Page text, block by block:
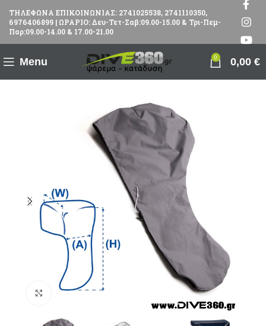
ΤΗΛΕΦΩΝΑ ΕΠΙΚΟΙΝΩΝΙΑΣ: 2741025538, 2741110350,
6976406899 | ΩΡΑΡΙΟ: Δευ-Τετ-Σαβ:09.00-15.00 & Τρι-Πεμ-
Παρ:09.00-14.00 & 17.00-21.00
Menu 0 0,00 €
Πατήστε για μεγέθυνση